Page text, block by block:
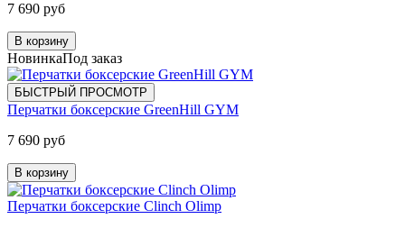
7 690 руб
В корзину
НовинкаПод заказ
БЫСТРЫЙ ПРОСМОТР
Перчатки боксерские GreenHill GYM
7 690 руб
В корзину
Перчатки боксерские Clinch Olimp